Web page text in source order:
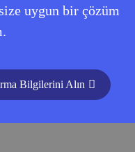
uygun bir çözüm
Bilgilerini Alın